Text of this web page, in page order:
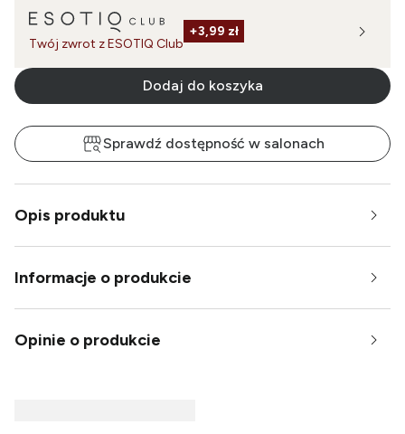
Twój zwrot z ESOTIQ Club
+3,99 zł
Dodaj do koszyka
Sprawdź dostępność w salonach
Opis produktu
Informacje o produkcie
Opinie o produkcie